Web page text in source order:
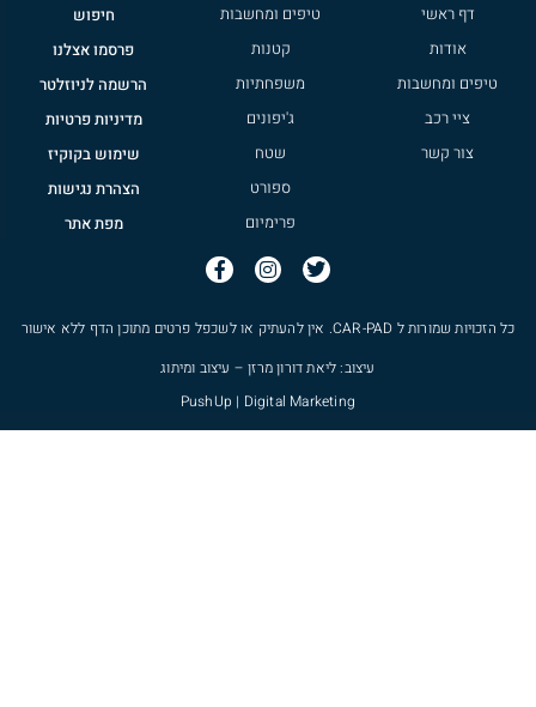
דף ראשי
אודות
טיפים ומחשבות
ציי רכב
צור קשר
טיפים ומחשבות
קטנות
משפחתיות
ג'יפונים
שטח
ספורט
פרימיום
חיפוש
פרסמו אצלנו
הרשמה לניוזלטר
מדיניות פרטיות
שימוש בקוקיז
הצהרת נגישות
מפת אתר
כל הזכויות שמורות ל CAR-PAD. אין להעתיק או לשכפל פרטים מתוכן הדף ללא אישור
עיצוב: ליאת דורון מרזן – עיצוב ומיתוג
PushUp | Digital Marketing